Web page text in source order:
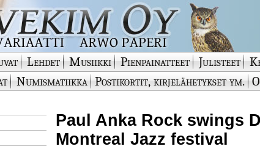
Lehdet Musiikki Pienpainatteet Julisteet
Numismatiikka Postikortit, kirjelähetykset ym.
Paul Anka Rock swings
Montreal Jazz festival